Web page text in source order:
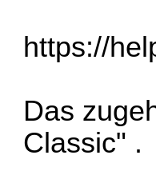
https://
Das
Classic" .